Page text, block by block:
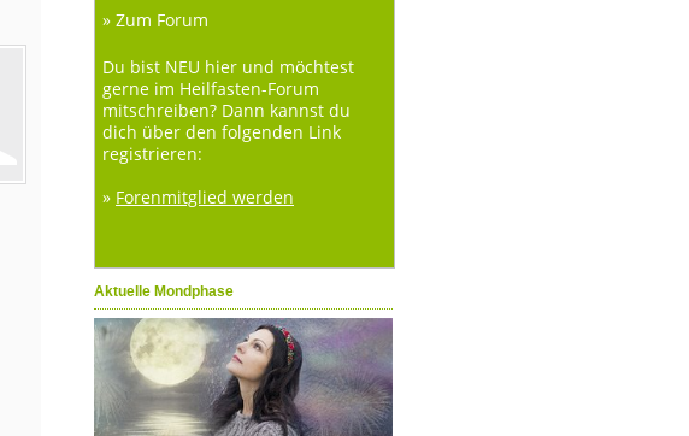
» Zum Forum
Du bist NEU hier und möchtest
gerne im Heilfasten-Forum
mitschreiben? Dann kannst du
dich über den folgenden Link
registrieren:
» Forenmitglied werden
Aktuelle Mondphase